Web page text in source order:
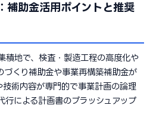
補助金活用ポイントと推奨
積地で、検査・製造工程の高度化や
づくり補助金や事業再構築補助金が
技術内容が専門的で事業計画の論理
行による計画書のブラッシュアップ